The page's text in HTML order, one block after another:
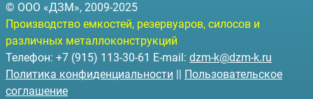
© ООО «ДЗМ», 2009-2025
Производство емкостей, резервуаров, силосов и
различных металлоконструкций
Телефон: +7 (915) 113-30-61 E-mail: dzm-k@dzm-k.ru
Политика конфиденциальности || Пользовательское
соглашение